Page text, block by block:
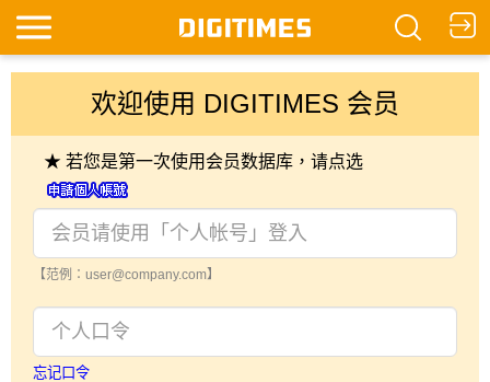
欢迎使用 DIGITIMES 会员
★ 若您是第一次使用会员数据库，请点选
【范例：user@company.com】
忘记口令